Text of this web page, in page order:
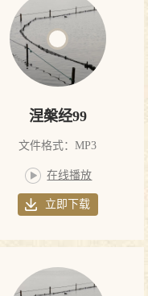
涅槃经99
文件格式：MP3
在线播放
立即下载